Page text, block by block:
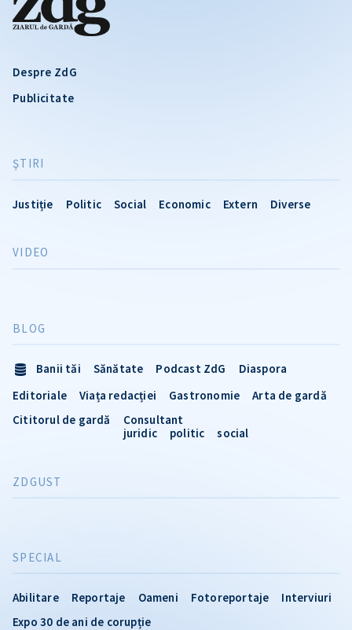
Despre ZdG
Publicitate
ŞTIRI
Justiție Politic Social Economic Extern Diverse
VIDEO
SPECIAL
Abilitare Reportaje Oameni Fotoreportaje
Interviuri
Expo 30 de ani de corupție
BLOG
Banii tăi Sănătate Podcast ZdG
Diaspora
Editoriale
Viața redacției Gastronomie
Arta de gardă
Cititorul de gardă
Consultant
juridic
politic social
ZDGUST